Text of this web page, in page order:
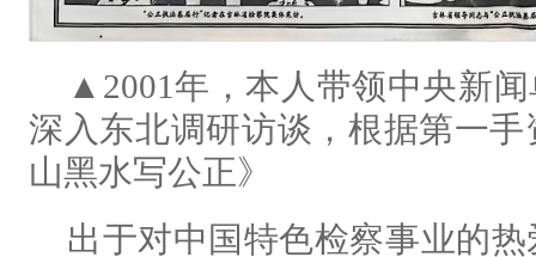
▲2001年，本人带领中央新
深入东北调研访谈，根据第一
山黑水写公正》
出于对中国特色检察事业的